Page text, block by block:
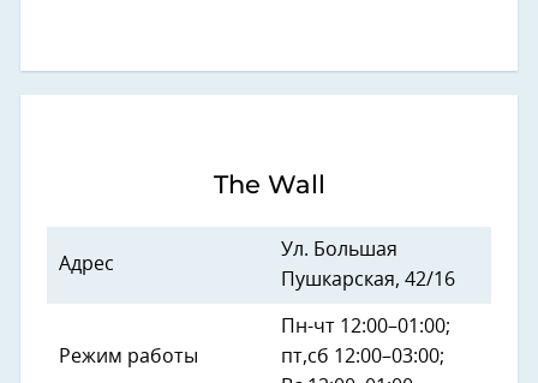
The Wall
Адрес
Ул. Большая
Пушкарская, 42/16
Режим работы
Пн-чт 12:00–01:00;
пт,сб 12:00–03:00;